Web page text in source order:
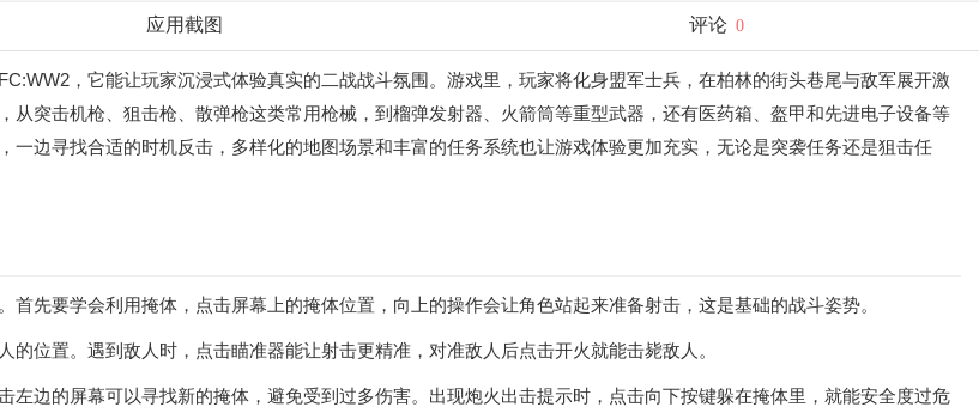
应用截图 评论 0
，它能让玩家沉浸式体验真实的二战战斗氛围。游戏里，玩家将化身盟军士兵，在柏林的街头巷尾与敌军展开激
突击机枪、狙击枪、散弹枪这类常用枪械，到榴弹发射器、火箭筒等重型武器，还有医药箱、盔甲和先进电子设备等
边寻找合适的时机反击，多样化的地图场景和丰富的任务系统也让游戏体验更加充实，无论是突袭任务还是狙击任
先要学会利用掩体，点击屏幕上的掩体位置，向上的操作会让角色站起来准备射击，这是基础的战斗姿势。
的位置。遇到敌人时，点击瞄准器能让射击更精准，对准敌人后点击开火就能击毙敌人。
边的屏幕可以寻找新的掩体，避免受到过多伤害。出现炮火出击提示时，点击向下按键躲在掩体里，就能安全度过危